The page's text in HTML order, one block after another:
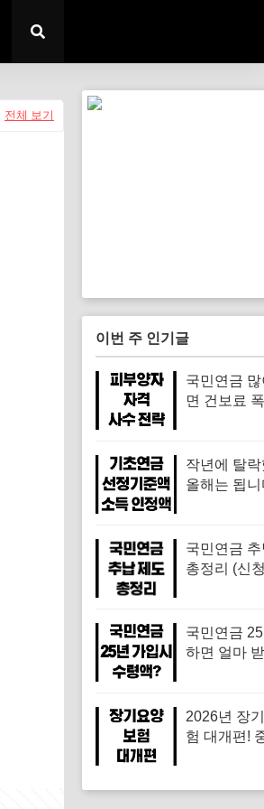
전체 보기
이번 주 인기글
국민연금
면 건보료
작년에 탈
올해는 됩
소득인정액
법)
국민연금
총정리 (신
국민연금
하면 얼마
2026년 장
험 대개편!
신 집에서